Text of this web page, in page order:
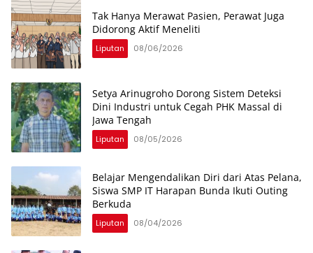
Tak Hanya Merawat Pasien, Perawat Juga
Didorong Aktif Meneliti
Liputan 08/06/2026
Setya Arinugroho Dorong Sistem Deteksi
Dini Industri untuk Cegah PHK Massal di
Jawa Tengah
Liputan 08/05/2026
Belajar Mengendalikan Diri dari Atas Pelana,
Siswa SMP IT Harapan Bunda Ikuti Outing
Berkuda
Liputan 08/04/2026